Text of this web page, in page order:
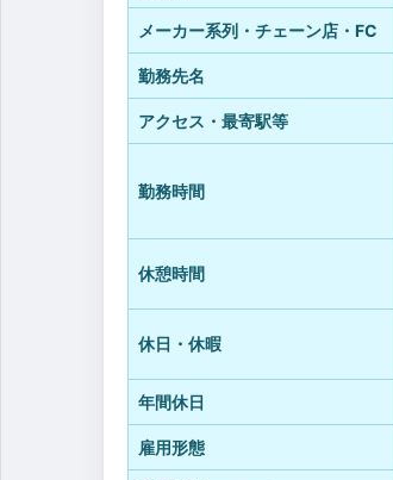
メーカー系列・チェーン店・FC
勤務先名
アクセス・最寄駅等
勤務時間
休憩時間
休日・休暇
年間休日
雇用形態